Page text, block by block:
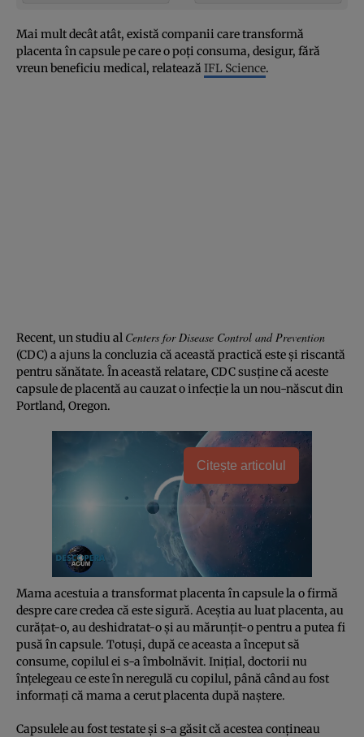
Mai mult decât atât, există companii care transformă
placenta în capsule pe care o poţi consuma, desigur, fără
vreun beneficiu medical, relatează IFL Science.
Recent, un studiu al Centers for Disease Control and Prevention
(CDC) a ajuns la concluzia că această practică este şi riscantă
pentru sănătate. În această relatare, CDC susţine că aceste
capsule de placentă au cauzat o infecţie la un nou-născut din
Portland, Oregon.
Citește articolul
Mama acestuia a transformat placenta în capsule la o firmă
despre care credea că este sigură. Aceştia au luat placenta, au
curăţat-o, au deshidratat-o şi au mărunţit-o pentru a putea fi
pusă în capsule. Totuşi, după ce aceasta a început să
consume, copilul ei s-a îmbolnăvit. Iniţial, doctorii nu
înţelegeau ce este în neregulă cu copilul, până când au fost
informaţi că mama a cerut placenta după naştere.
Capsulele au fost testate şi s-a găsit că acestea conţineau